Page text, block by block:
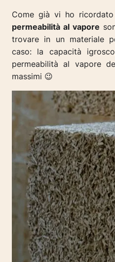
Come già vi ho ricordato
permeabilità al vapore
trovare in un materiale
caso: la capacità
permeabilità al vapore
massimi 😉